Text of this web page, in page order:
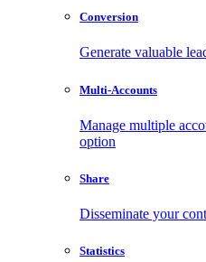
Conversion
Generate valuable
Multi-Accounts
Manage multiple
option
Share
Disseminate your
Statistics